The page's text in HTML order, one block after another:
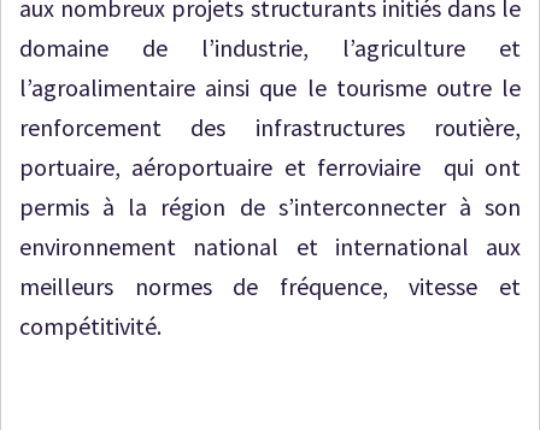
aux nombreux projets structurants initiés dans le
domaine de l’industrie, l’agriculture et
l’agroalimentaire ainsi que le tourisme outre le
renforcement des infrastructures routière,
portuaire, aéroportuaire et ferroviaire qui ont
permis à la région de s’interconnecter à son
environnement national et international aux
meilleurs normes de fréquence, vitesse et
compétitivité.